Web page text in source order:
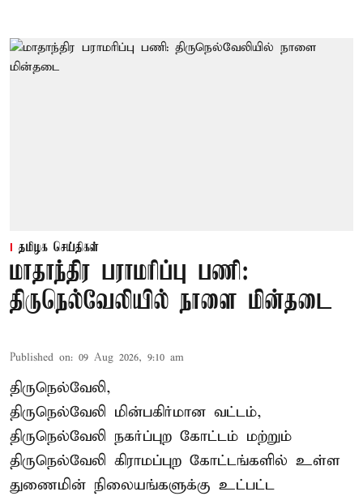
தமிழக செய்திகள்
மாதாந்திர பராமரிப்பு பணி:
திருநெல்வேலியில் நாளை மின்தடை
Published on: 09 Aug 2026, 9:10 am
திருநெல்வேலி,
திருநெல்வேலி மின்பகிர்மான வட்டம்,
திருநெல்வேலி நகர்ப்புற கோட்டம் மற்றும்
திருநெல்வேலி கிராமப்புற கோட்டங்களில் உள்ள
துணைமின் நிலையங்களுக்கு உட்பட்ட